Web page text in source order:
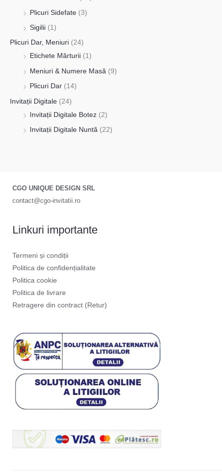
Plicuri Sidefate (3)
Sigilii (1)
Plicuri Dar, Meniuri (24)
Etichete Mărturii (1)
Meniuri & Numere Masă (9)
Plicuri Dar (14)
Invitații Digitale (24)
Invitații Digitale Botez (2)
Invitații Digitale Nuntă (22)
CGO UNIQUE DESIGN SRL
contact@cgo-invitatii.ro
Linkuri importante
Termeni și condiții
Politica de confidențialitate
Politica cookie
Politica de livrare
Retragere din contract (Retur)